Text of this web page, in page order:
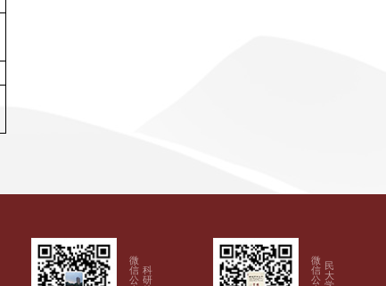
微
信
公
科
研
微
信
公
民
大